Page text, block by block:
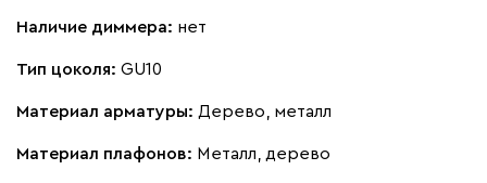
Наличие диммера: нет
Тип цоколя: GU10
Материал арматуры: Дерево, металл
Материал плафонов: Металл, дерево